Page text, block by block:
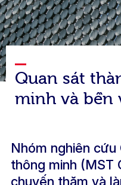
Quan sát
minh và bền
Nhóm nghiên cứu
thông minh (MST
chuyến thăm và